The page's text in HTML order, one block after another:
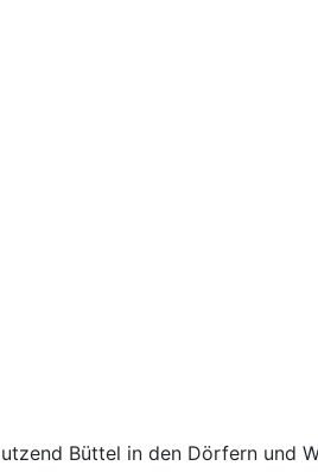
Büttel in den Dörfern und